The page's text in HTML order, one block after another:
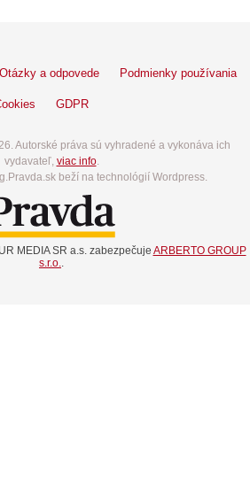
Otázky a odpovede Podmienky používania
GDPR
Autorské práva sú vyhradené a vykonáva ich
vydavateľ, viac info.
beží na technológií Wordpress.
MEDIA SR a.s. zabezpečuje ARBERTO GROUP
s.r.o.